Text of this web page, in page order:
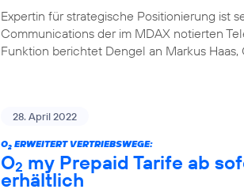
Expertin für strategische Positionierung ist
Communications der im MDAX notierten
Funktion berichtet Dengel an Markus Haas,
28. April 2022
O2 ERWEITERT VERTRIEBSWEGE:
O2 my Prepaid Tarife ab
erhältlich